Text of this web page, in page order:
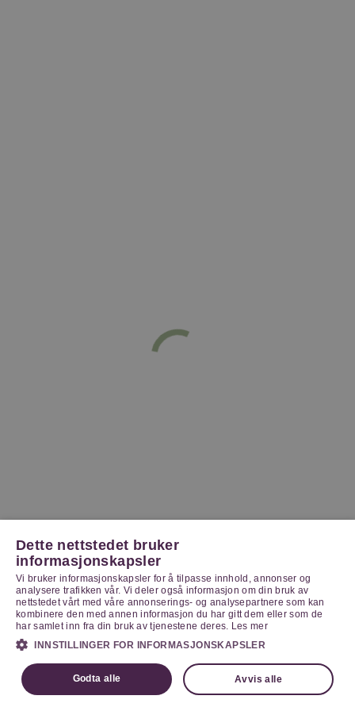
Dette nettstedet bruker
informasjonskapsler
Vi bruker informasjonskapsler for å tilpasse innhold, annonser og
analysere trafikken vår. Vi deler også informasjon om din bruk av
nettstedet vårt med våre annonserings- og analysepartnere som kan
kombinere den med annen informasjon du har gitt dem eller som de
har samlet inn fra din bruk av tjenestene deres. Les mer
INNSTILLINGER FOR INFORMASJONSKAPSLER
Godta alle Avvis alle